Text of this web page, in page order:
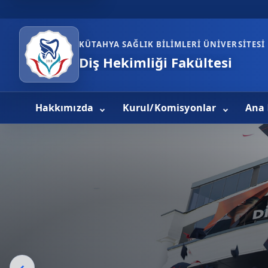
KÜTAHYA SAĞLIK BILIMLERI ÜNIVERSITESI
Diş Hekimliği Fakültesi
Hakkımızda Kurul/Komisyonlar Ana